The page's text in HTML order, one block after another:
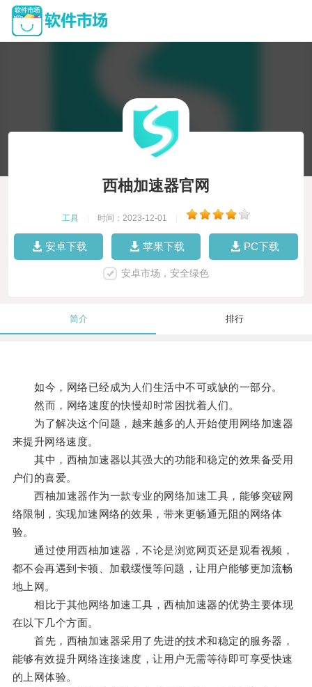
西柚加速器官网
工具 时间：2023-12-01
安卓下载 苹果下载 PC下载
安卓市场，安全绿色
简介 排行
如今，网络已经成为人们生活中不可或缺的一部分。
然而，网络速度的快慢却时常困扰着人们。
为了解决这个问题，越来越多的人开始使用网络加速器
来提升网络速度。
其中，西柚加速器以其强大的功能和稳定的效果备受用
户们的喜爱。
西柚加速器作为一款专业的网络加速工具，能够突破网
络限制，实现加速网络的效果，带来更畅通无阻的网络体
验。
通过使用西柚加速器，不论是浏览网页还是观看视频，
都不会再遇到卡顿、加载缓慢等问题，让用户能够更加流畅
地上网。
相比于其他网络加速工具，西柚加速器的优势主要体现
在以下几个方面。
首先，西柚加速器采用了先进的技术和稳定的服务器，
能够有效提升网络连接速度，让用户无需等待即可享受快速
的上网体验。